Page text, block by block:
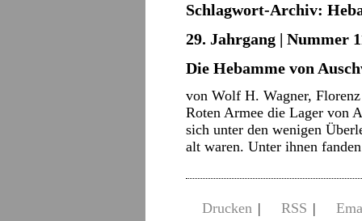
Schlagwort-Archiv:
29. Jahrgang | Nummer
Die Hebamme von
von Wolf H. Wagner,
Roten Armee die Lager von
sich unter den wenigen
alt waren. Unter ihnen
Drucken | RSS |